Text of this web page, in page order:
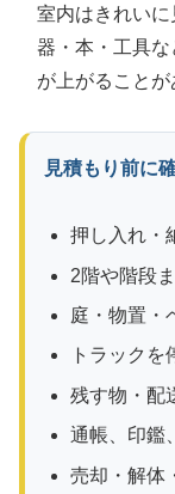
室内はきれい
器・本・工具
が上がることが
見積もり前に
押し入れ・
2階や階段
庭・物置・
トラック
残す物・配
通帳、印鑑
売却・解体